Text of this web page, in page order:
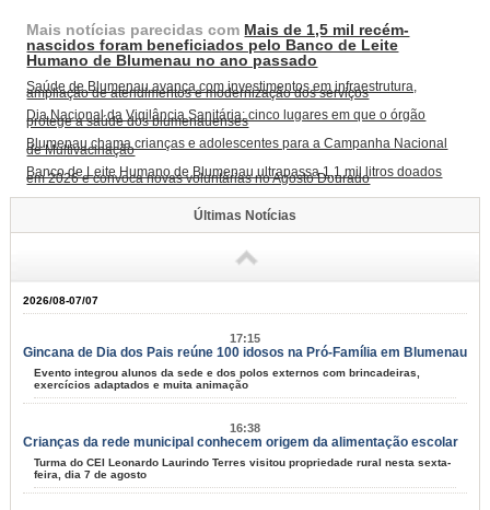
Mais notícias parecidas com Mais de 1,5 mil recém-
nascidos foram beneficiados pelo Banco de Leite
Humano de Blumenau no ano passado
Saúde de Blumenau avança com investimentos em infraestrutura,
ampliação de atendimentos e modernização dos serviços
Dia Nacional da Vigilância Sanitária: cinco lugares em que o órgão
protege a saúde dos blumenauenses
Blumenau chama crianças e adolescentes para a Campanha Nacional
de Multivacinação
Banco de Leite Humano de Blumenau ultrapassa 1,1 mil litros doados
em 2026 e convoca novas voluntárias no Agosto Dourado
Últimas Notícias
2026/08-07/07
17:15
Gincana de Dia dos Pais reúne 100 idosos na Pró-Família em Blumenau
Evento integrou alunos da sede e dos polos externos com brincadeiras,
exercícios adaptados e muita animação
16:38
Crianças da rede municipal conhecem origem da alimentação escolar
Turma do CEI Leonardo Laurindo Terres visitou propriedade rural nesta sexta-
feira, dia 7 de agosto